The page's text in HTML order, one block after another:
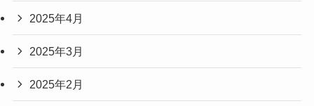
2025年4月
2025年3月
2025年2月